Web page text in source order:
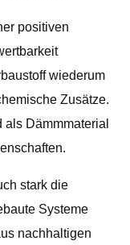
positiven
wiederum
Zusätze.
Dämmmaterial
stark die
Systeme
nachhaltigen